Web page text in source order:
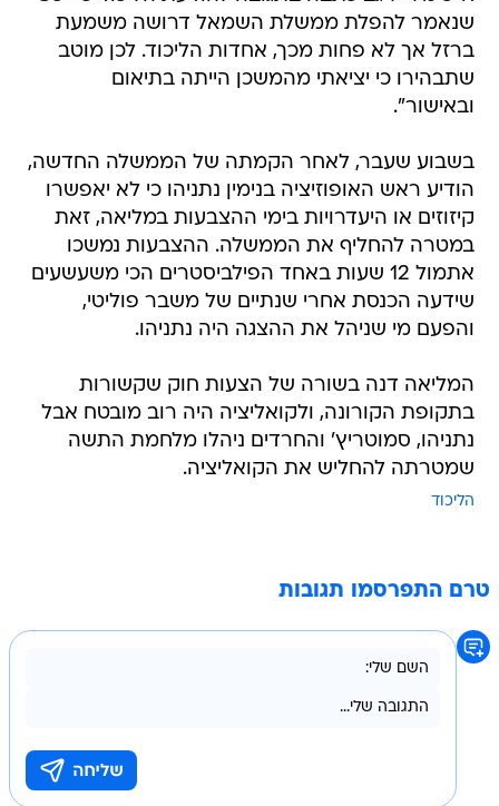
שנאמר להפלת ממשלת השמאל דרושה משמעת
ברזל אך לא פחות מכך, אחדות הליכוד. לכן מוטב
שתבהירו כי יציאתי מהמשכן הייתה בתיאום
ובאישור".
בשבוע שעבר, לאחר הקמתה של הממשלה החדשה,
הודיע ראש האופוזיציה בנימין נתניהו כי לא יאפשרו
קיזוזים או היעדרויות בימי ההצבעות במליאה, זאת
במטרה להחליף את הממשלה. ההצבעות נמשכו
אתמול 12 שעות באחד הפילביסטרים הכי משעשעים
שידעה הכנסת אחרי שנתיים של משבר פוליטי,
והפעם מי שניהל את ההצגה היה נתניהו.
המליאה דנה בשורה של הצעות חוק שקשורות
בתקופת הקורונה, ולקואליציה היה רוב מובטח אבל
נתניהו, סמוטריץ' והחרדים ניהלו מלחמת התשה
שמטרתה להחליש את הקואליציה.
הליכוד
טרם התפרסמו תגובות